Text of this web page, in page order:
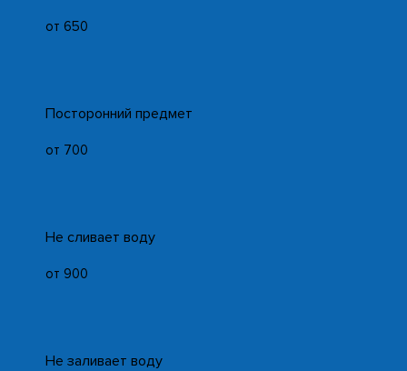
от 650
Посторонний предмет
от 700
Не сливает воду
от 900
Не заливает воду